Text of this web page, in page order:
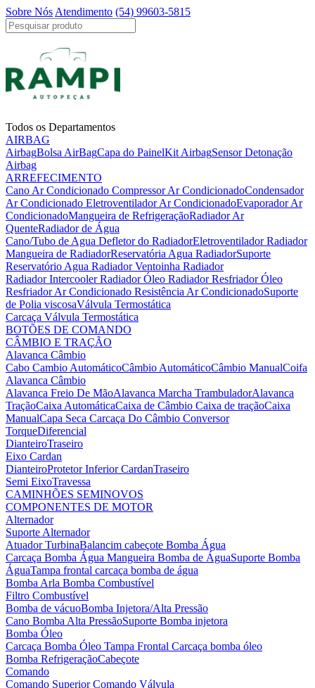
Sobre Nós Atendimento (54) 99603-5815
Todos os Departamentos
AIRBAG
AirbagBolsa AirBagCapa do PainelKit AirbagSensor Detonação
Airbag
ARREFECIMENTO
Cano Ar Condicionado Compressor Ar CondicionadoCondensador
Ar Condicionado Eletroventilador Ar CondicionadoEvaporador Ar
CondicionadoMangueira de RefrigeraçãoRadiador Ar
QuenteRadiador de Água
Cano/Tubo de Agua Defletor do RadiadorEletroventilador Radiador
Mangueira de RadiadorReservatória Agua RadiadorSuporte
Reservatório Agua RadiadorVentoinha Radiador
Radiador IntercoolerRadiador Óleo Radiador Resfriador Óleo
Resfriador Ar Condicionado Resistência Ar CondicionadoSuporte
de Polia viscosaVálvula Termostática
Carcaça Válvula Termostática
BOTÕES DE COMANDO
CÂMBIO E TRAÇÃO
Alavanca Câmbio
Cabo Cambio AutomáticoCâmbio AutomáticoCâmbio ManualCoifa
Alavanca Câmbio
Alavanca Freio De MãoAlavanca Marcha TrambuladorAlavanca
TraçãoCaixa AutomáticaCaixa de Câmbio Caixa de traçãoCaixa
ManualCapa Seca Carcaça Do Câmbio Conversor
TorqueDiferencial
DianteiroTraseiro
Eixo Cardan
DianteiroProtetor Inferior CardanTraseiro
Semi EixoTravessa
CAMINHÕES SEMINOVOS
COMPONENTES DE MOTOR
Alternador
Suporte Alternador
Atuador TurbinaBalancim cabeçote Bomba Água
Carcaça Bomba Água Mangueira Bomba de ÁguaSuporte Bomba
ÁguaTampa frontal carcaça bomba de água
Bomba Arla Bomba Combustível
Filtro Combustível
Bomba de vácuoBomba Injetora/Alta Pressão
Cano Bomba Alta PressãoSuporte Bomba injetora
Bomba Óleo
Carcaça Bomba Óleo Tampa Frontal Carcaça bomba óleo
Bomba RefrigeraçãoCabeçote
Comando
Comando SuperiorComando Válvula